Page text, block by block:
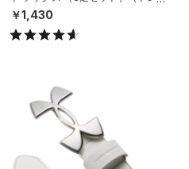
ニング/UNISEX）
￥1,430